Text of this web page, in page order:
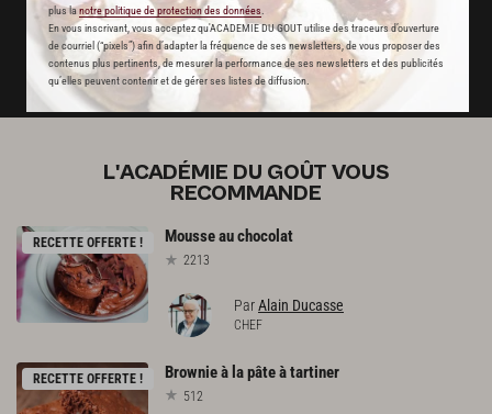
plus lanotre politique de protection des données
En vous inscrivant, vous acceptez qu'ACADEMIE DU GOUT utilise des traceurs d’ouverture
de courriel (“pixels”) afin d’adapter la fréquence de ses newsletters, de vous proposer des
contenus plus pertinents, de mesurer la performance de ses newsletters et des publicités
qu’elles peuvent contenir et de gérer ses listes de diffusion.
JE M'ABONNE
DÉJÀ ABONNÉ(E) ? JE ME CONNECTE
L'ACADÉMIE DU GOÛT VOUS
RECOMMANDE
RECETTE OFFERTE ! Mousseauchocolat
2213
ParAlain Ducasse
CHEF
RECETTE OFFERTE ! Brownieà lapâteàtartiner
512